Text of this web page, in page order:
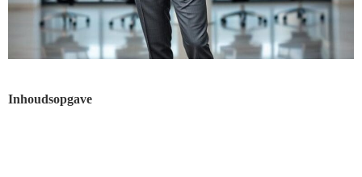
Inhoudsopgave